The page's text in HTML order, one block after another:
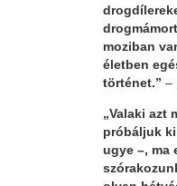
moziban
életben
történet.” –
„Valaki azt
próbáljuk
ugye –, ma